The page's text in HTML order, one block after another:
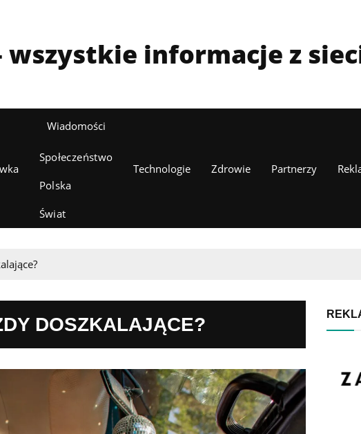
wszystkie informacje z
Wiadomości
Społeczeństwo
Polska
Świat
Technologie Zdrowie Partnerzy
DOSZKALAJĄCE?